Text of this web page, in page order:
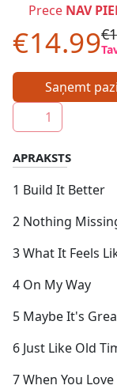
Prece NAV
€14.99
Saņemt
1
APRAKSTS
1 Build It Better
2 Nothing
3 What It Feels
4 On My Way
5 Maybe It's
6 Just Like Old
7 When You